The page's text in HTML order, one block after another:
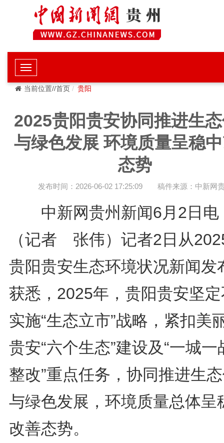
当前位置//首页 贵阳
2025贵阳贵安协同推进生
与绿色发展 环境质量呈稳
态势
发布时间：2026-06-02 17:25:09 稿件来源：中新网
中新网贵州新闻6月2日
（记者 张伟）记者2日从
贵阳贵安生态环境状况新闻发
获悉，2025年，贵阳贵安坚
实施“生态立市”战略，紧扣美
贵安“六个生态”建设及“一城一
整改”重点任务，协同推进生
与绿色发展，环境质量总体呈
改善态势。